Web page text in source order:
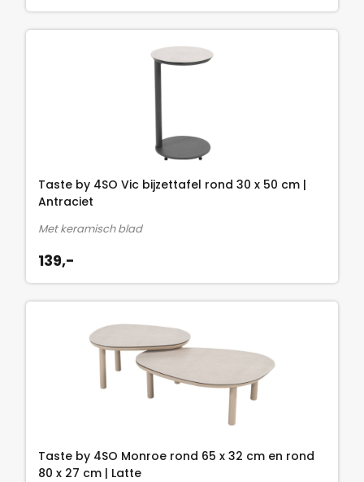
Taste by 4SO Vic bijzettafel rond 30 x 50 cm |
Antraciet
Met keramisch blad
139,-
Taste by 4SO Monroe rond 65 x 32 cm en rond
80 x 27 cm | Latte